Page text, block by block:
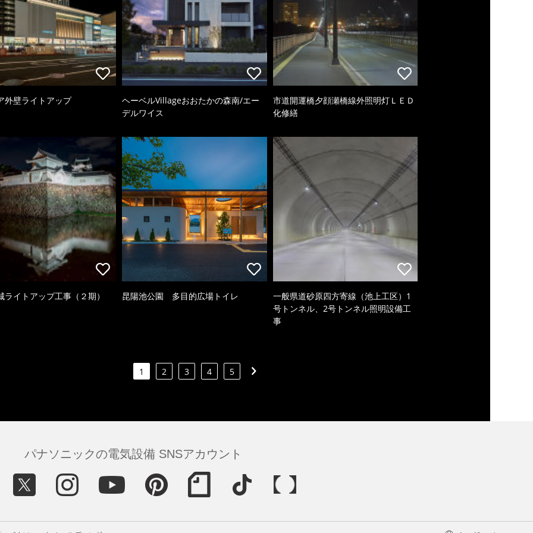
外壁ライトアップ
ヘーベルVillageおおたかの森南/エー
デルワイス
市道開運橋夕顔瀬橋線外照明灯ＬＥＤ
化修繕
ライトアップ工事（２期） 昆陽池公園 多目的広場トイレ
一般県道砂原四方寄線（池上工区）1
号トンネル、2号トンネル照明設備工
事
1 2 3 4 5
パナソニックの電気設備 SNSアカウント